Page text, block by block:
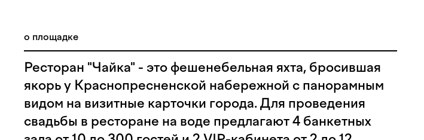
о площадке
Ресторан "Чайка" - это фешенебельная яхта, бросившая
якорь у Краснопресненской набережной с панорамным
видом на визитные карточки города. Для проведения
свадьбы в ресторане на воде предлагают 4 банкетных